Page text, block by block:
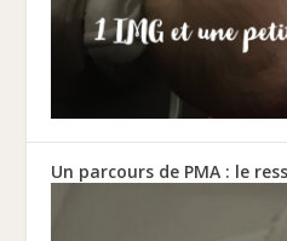
Un parcours de PMA : le